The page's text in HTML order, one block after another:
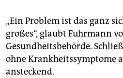
„Ein Problem ist das ganz
großes“, glaubt Fuhrmann
Gesundheitsbehörde.
ohne Krankheitssymptome
ansteckend.